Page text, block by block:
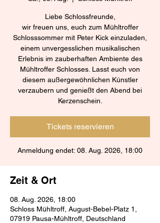
Liebe Schlossfreunde,
wir freuen uns, euch zum Mühltroffer
Schlosssommer mit Peter Kick einzuladen,
einem unvergesslichen musikalischen
Erlebnis im zauberhaften Ambiente des
Mühltroffer Schlosses. Lasst euch von
diesem außergewöhnlichen Künstler
verzaubern und genießt den Abend bei
Kerzenschein.
Tickets reservieren
Anmeldung endet: 08. Aug. 2026, 18:00
Zeit & Ort
08. Aug. 2026, 18:00
Schloss Mühltroff, August-Bebel-Platz 1,
07919 Pausa-Mühltroff, Deutschland